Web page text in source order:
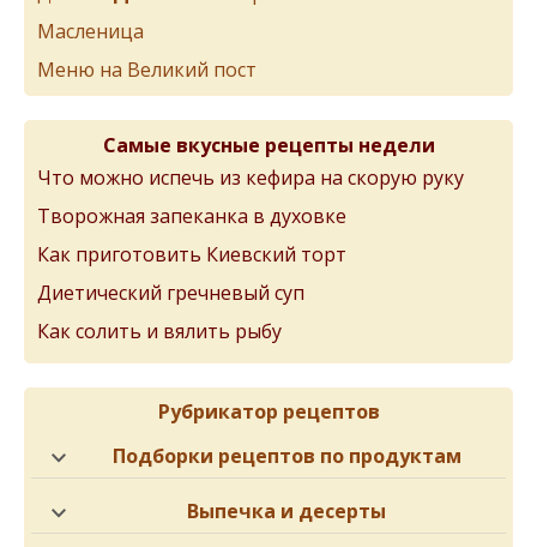
Масленица
Меню на Великий пост
Самые вкусные рецепты недели
Что можно испечь из кефира на скорую руку
Творожная запеканка в духовке
Как приготовить Киевский торт
Диетический гречневый суп
Как солить и вялить рыбу
Рубрикатор рецептов
Подборки рецептов по продуктам
Выпечка и десерты